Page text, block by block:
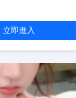
立即進入